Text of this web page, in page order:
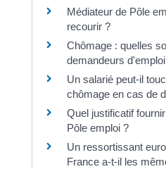
Médiateur de Pôle
recourir ?
Chômage : quelles
demandeurs
Un salarié peut-il
chômage en cas de
Quel justificatif
Pôle emploi ?
Un ressortissant
France a-t-il les